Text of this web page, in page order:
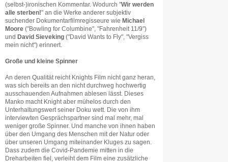
(selbst-)ironischen Kommentar. Wodurch "Wir werden
alle sterben!" an die Werke anderer subjektiv
suchender Dokumentarfilmregisseure wie Michael
Moore ("Bowling for Columbine", "Fahrenheit 11/9")
und David Sieveking ("David Wants to Fly", "Vergiss
mein nicht") erinnert.
Große und kleine Spinner
An deren Qualität reicht Knights Film nicht ganz heran,
was sich bereits an den nicht durchweg hochwertig
ausschauenden Aufnahmen ablesen lässt. Dieses
Manko macht Knight aber mühelos durch den
Unterhaltungswert seiner Doku wett. Die von ihm
interviewten Gesprächspartner sind mal mehr, mal
weniger große Spinner. Und manche von ihnen haben
über den Umgang des Menschen mit der Natur oder
über unseren Umgang miteinander Kluges zu sagen.
Dass zudem die Covid-Pandemie mitten in die
Dreharbeiten fiel, verleiht dem Film eine zusätzliche